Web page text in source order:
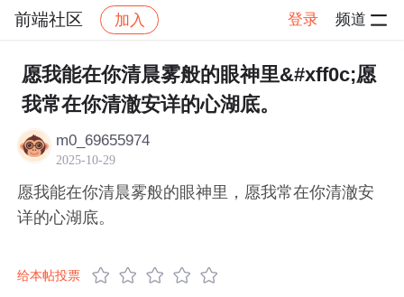
前端社区 加入 登录 频道
社区 前端社区 感慨 帖子详情
愿我能在你清晨雾般的眼神里&#xff0c;愿
我常在你清澈安详的心湖底。
m0_69655974
2025-10-29
愿我能在你清晨雾般的眼神里，愿我常在你清澈安
详的心湖底。
给本帖投票